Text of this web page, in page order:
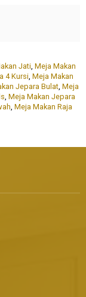
Jati Meja Makan
4 Kursi Meja Makan
Jepara Bulat Meja
Meja Makan Jepara
Meja Makan Raja